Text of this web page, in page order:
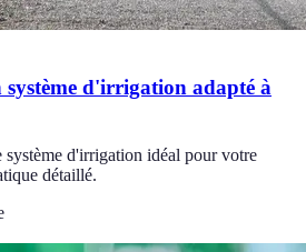
d'irrigation adapté à
système d'irrigation idéal pour votre
détaillé.